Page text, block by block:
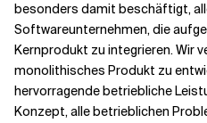
besonders damit beschäftigt,
Softwareunternehmen, die
Kernprodukt zu integrieren. Wir
monolithisches Produkt zu
hervorragende betriebliche
Konzept, alle betrieblichen